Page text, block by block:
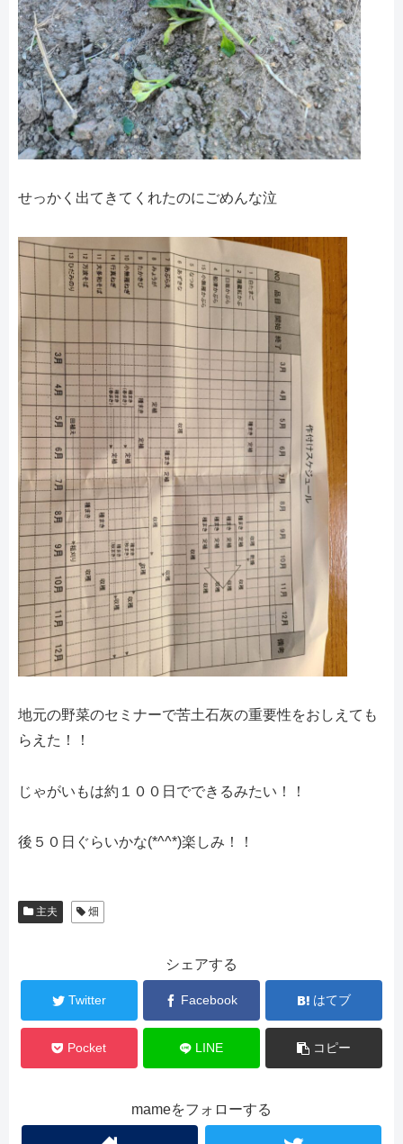
せっかく出てきてくれたのにごめんな泣
地元の野菜のセミナーで苦土石灰の重要性をおしえても
らえた！！
じゃがいもは約１００日でできるみたい！！
後５０日ぐらいかな(*^^*)楽しみ！！
主夫 畑
シェアする
Twitter Facebook はてブ
Pocket LINE コピー
mameをフォローする